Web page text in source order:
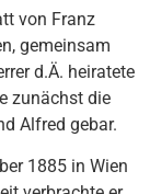
von Franz
gemeinsam
d.Ä. heiratete
zunächst die
Alfred gebar.
1885 in Wien